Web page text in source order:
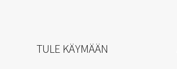
TULE KÄYMÄÄN